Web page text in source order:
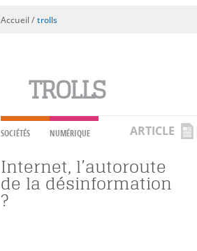
Vous êtes ici
Accueil/trolls
TROLLS
SOCIÉTÉS NUMÉRIQUE ARTICLE
Internet, l’autoroute
de la désinformation
?